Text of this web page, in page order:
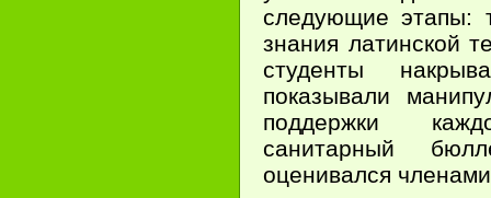
следующие этапы:
знания латинской
студенты
показывали
поддержки
санитарный
оценивался